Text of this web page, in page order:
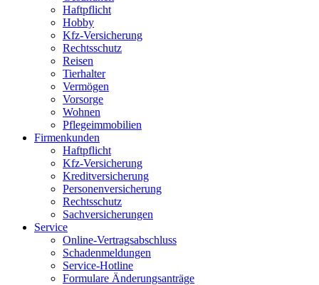
Haftpflicht
Hobby
Kfz-Versicherung
Rechtsschutz
Reisen
Tierhalter
Vermögen
Vorsorge
Wohnen
Pflegeimmobilien
Firmenkunden
Haftpflicht
Kfz-Versicherung
Kreditversicherung
Personenversicherung
Rechtsschutz
Sachversicherungen
Service
Online-Vertragsabschluss
Schadenmeldungen
Service-Hotline
Formulare Änderungsanträge